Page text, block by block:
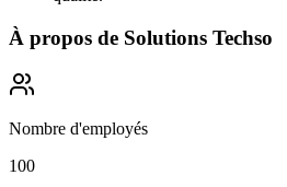
À propos de Solutions Techso
Nombre d'employés
100